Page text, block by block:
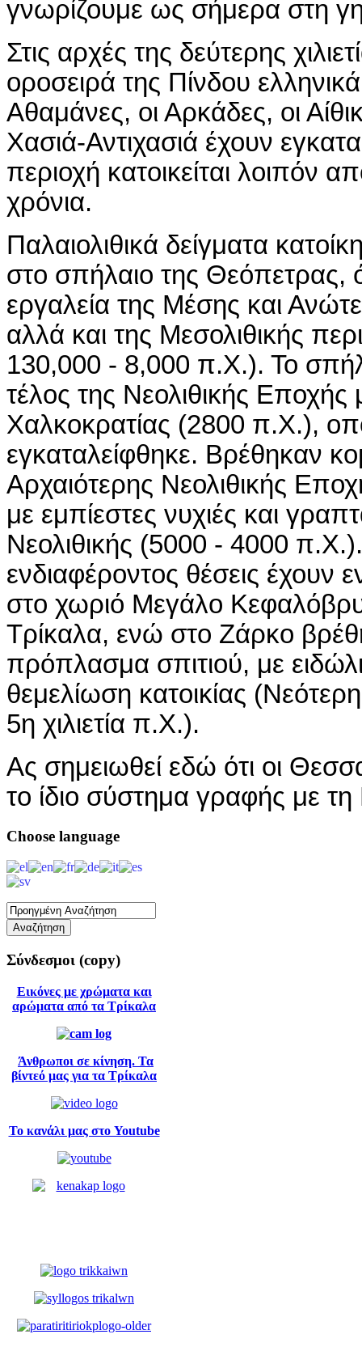
γνωρίζουμε ως σήμερα στη
Στις αρχές της δεύτερης
οροσειρά της Πίνδου
Αθαμάνες, οι Αρκάδες, οι
Χασιά-Αντιχασιά έχουν
περιοχή κατοικείται λοιπόν
χρόνια.
Παλαιολιθικά δείγματα
στο σπήλαιο της Θεόπετρας,
εργαλεία της Μέσης και
αλλά και της Μεσολιθικής
130,000 - 8,000 π.Χ.). Το
τέλος της Νεολιθικής Εποχής
Χαλκοκρατίας (2800 π.Χ.),
εγκαταλείφθηκε. Βρέθηκαν
Αρχαιότερης Νεολιθικής
με εμπίεστες νυχιές και
Νεολιθικής (5000 - 4000
ενδιαφέροντος θέσεις έχουν
στο χωριό Μεγάλο
Τρίκαλα, ενώ στο Ζάρκο
πρόπλασμα σπιτιού, με
θεμελίωση κατοικίας
5η χιλιετία π.Χ.).
Ας σημειωθεί εδώ ότι οι
το ίδιο σύστημα γραφής με
Choose language
Σύνδεσμοι (copy)
Εικόνες με χρώματα και
αρώματα από τα Τρίκαλα
Άνθρωποι σε κίνηση. Τα
βίντεό μας για τα Τρίκαλα
Το κανάλι μας στο Youtube